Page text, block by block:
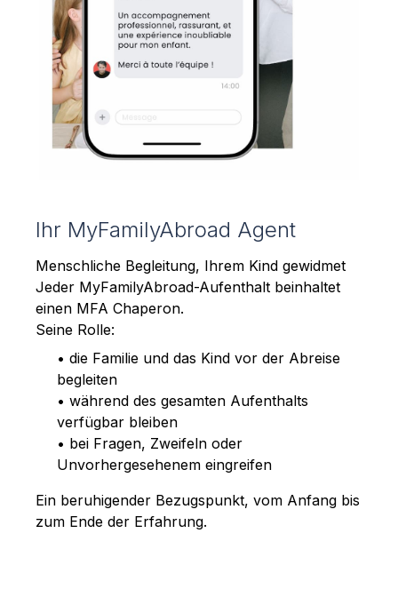
Ihr MyFamilyAbroad Agent
Menschliche Begleitung, Ihrem Kind gewidmet
Jeder MyFamilyAbroad-Aufenthalt beinhaltet
einen MFA Chaperon.
Seine Rolle:
• die Familie und das Kind vor der Abreise
begleiten
• während des gesamten Aufenthalts
verfügbar bleiben
• bei Fragen, Zweifeln oder
Unvorhergesehenem eingreifen
Ein beruhigender Bezugspunkt, vom Anfang bis
zum Ende der Erfahrung.